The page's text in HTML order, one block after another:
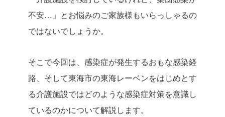
不安…」とお悩みのご家族様もいらっしゃるの
ではないでしょうか。
そこで今回は、感染症が発生するおもな感染経
路、そして東海市の東海レーベンをはじめとす
る介護施設ではどのような感染症対策を意識し
ているのかについて解説します。